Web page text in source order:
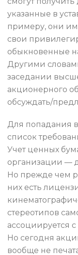
указанные в
примеру, они
свои
обыкновенные
Другими
заседании
акционерного
обсуждать/
Для попадания
список
Учет ценных
организации —
Но прежде чем
них есть
стереотипов
ассоциируется
Но сегодня
вообще не